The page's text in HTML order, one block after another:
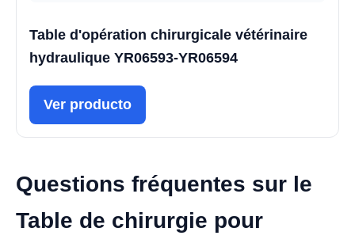
Table d'opération chirurgicale vétérinaire
hydraulique YR06593-YR06594
Ver producto
Questions fréquentes sur le
Table de chirurgie pour